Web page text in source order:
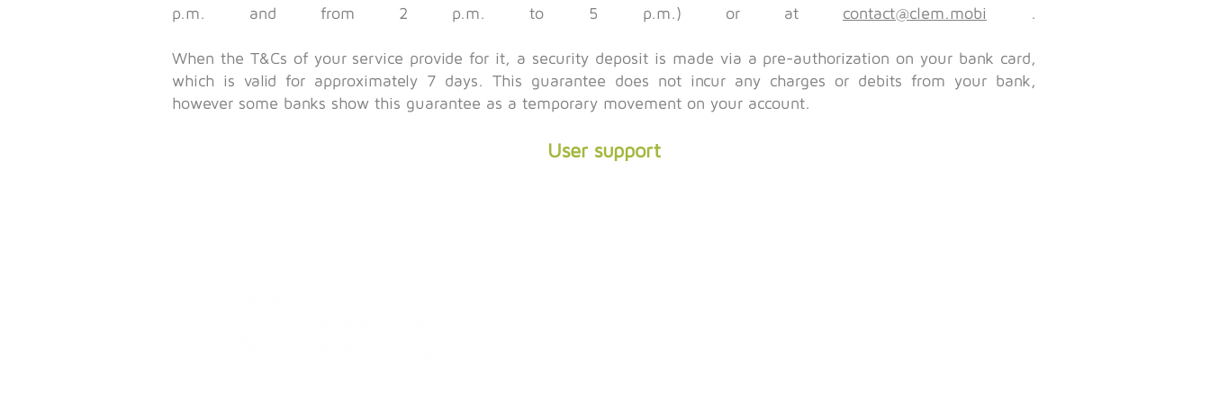
p.m. and from 2 p.m. to 5 p.m.) or at contact@clem.mobi .
When the T&Cs of your service provide for it, a security deposit is made via a pre-authorization on your bank card,
which is valid for approximately 7 days. This guarantee does not incur any charges or debits from your bank,
however some banks show this guarantee as a temporary movement on your account.
User support